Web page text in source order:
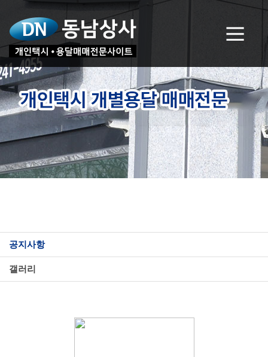
공지사항
갤러리